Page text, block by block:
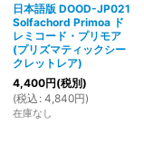
日本語版 DOOD-JP021
Solfachord Primoa ド
レミコード・プリモア
(プリズマティックシー
クレットレア)
4,400円(税別)
(税込 : 4,840円)
在庫なし